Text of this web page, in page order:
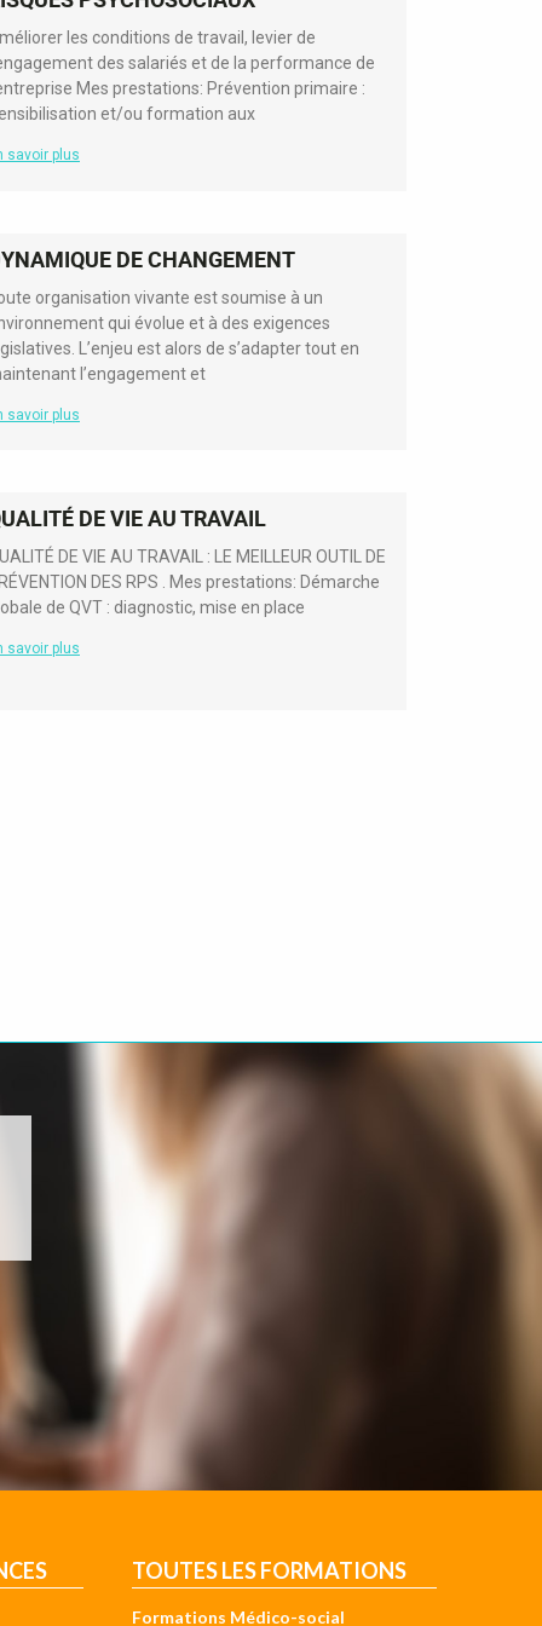
les conditions de travail, levier de
des salariés et de la performance de
Mes prestations: Prévention primaire :
et/ou formation aux
savoir plus
DE CHANGEMENT
organisation vivante est soumise à un
qui évolue et à des exigences
L’enjeu est alors de s’adapter tout en
l’engagement et
savoir plus
DE VIE AU TRAVAIL
DE VIE AU TRAVAIL : LE MEILLEUR OUTIL DE
DES RPS . Mes prestations: Démarche
de QVT : diagnostic, mise en place
savoir plus
TOUTES LES FORMATIONS
Formations Médico-social